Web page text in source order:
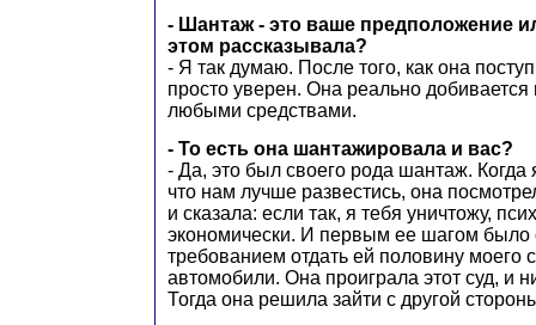
- Шантаж - это ваше предположение
этом рассказывала?
- Я так думаю. После того, как она
просто уверен. Она реально добивается
любыми средствами.
- То есть она шантажировала и вас?
- Да, это был своего рода шантаж. Когда
что нам лучше развестись, она
и сказала: если так, я тебя уничтожу,
экономически. И первым ее шагом было
требованием отдать ей половину моего
автомобили. Она проиграла этот суд, и
Тогда она решила зайти с другой